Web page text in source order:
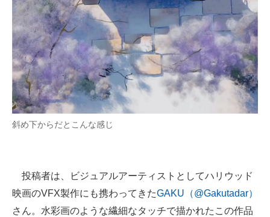
斜め下からだとこんな感じ
投稿者は、ビジュアルアーティストとしてハリウッド
映画のVFX製作にも携わってきたGAKU（@Gakutadar）
さん。水彩画のような繊細なタッチで描かれたこの作品